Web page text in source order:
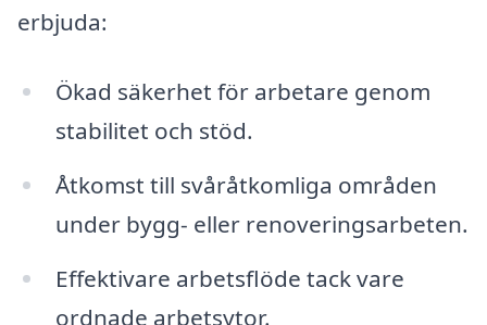
erbjuda:
Ökad säkerhet för arbetare genom
stabilitet och stöd.
Åtkomst till svåråtkomliga områden
under bygg- eller renoveringsarbeten.
Effektivare arbetsflöde tack vare
ordnade arbetsytor.